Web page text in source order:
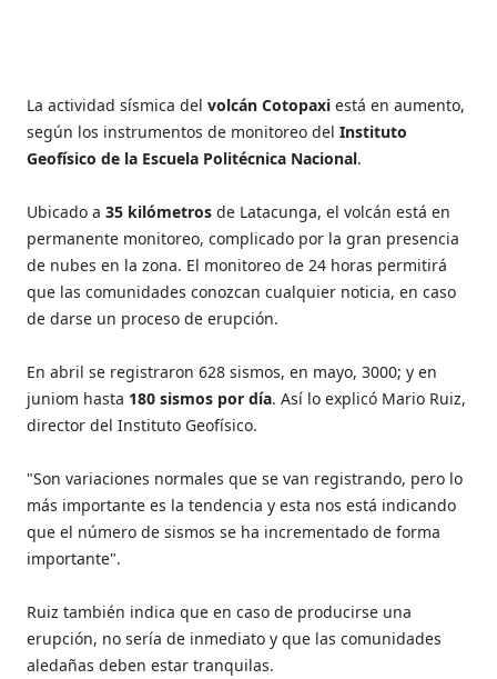
La actividad sísmica delvolcán Cotopaxi está en aumento,
según los instrumentos de monitoreo delInstituto
Geofísico de la Escuela Politécnica Nacional.
Ubicado a35 kilómetrosde Latacunga, el volcán está en
permanente monitoreo, complicado por la gran presencia
de nubes en la zona. El monitoreo de 24 horas permitirá
que las comunidades conozcan cualquier noticia, en caso
de darse un proceso de erupción.
En abril se registraron 628 sismos, en mayo, 3000; y en
juniom hasta 180 sismos por día. Así lo explicó Mario Ruiz,
director del Instituto Geofísico.
"Son variaciones normales que se van registrando, pero lo
más importante es la tendencia y esta nos está indicando
que el número de sismos se ha incrementado de forma
importante".
Ruiz también indica que en caso de producirse una
erupción, no sería de inmediato y que las comunidades
aledañas deben estar tranquilas.